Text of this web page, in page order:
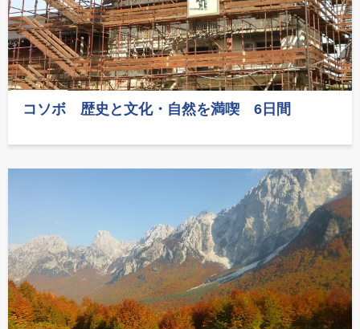
コソボ 歴史と文化・自然を満喫 6日間